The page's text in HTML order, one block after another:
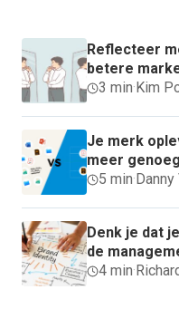
Reflecteer
betere
3 min· Kim
Je merk
meer
5 min·
Denk je dat
de
4 min·